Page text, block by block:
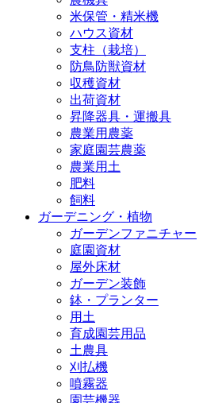
米保管・精米機
ハウス資材
支柱（栽培）
防鳥防獣資材
収穫資材
出荷資材
昇降器具・運搬具
農業用農薬
家庭園芸農薬
農業用土
肥料
飼料
ガーデニング・植物
ガーデンファニチャー
庭園資材
屋外床材
ガーデン装飾
鉢・プランター
用土
育成園芸用品
土農具
刈払機
噴霧器
園芸機器